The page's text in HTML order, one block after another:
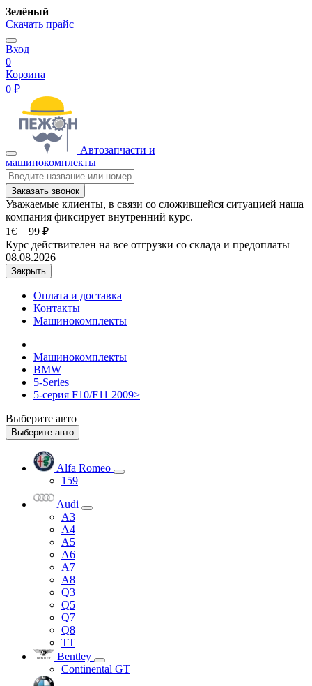
Зелёный
Скачать прайс
Вход
0
Корзина
0 ₽
Автозапчасти и
машинокомплекты
Заказать звонок
Уважаемые клиенты, в связи со сложившейся ситуацией наша
компания фиксирует внутренний курс.
1€ = 99 ₽
Курс действителен на все отгрузки со склада и предоплаты
08.08.2026
Закрыть
Оплата и доставка
Контакты
Машинокомплекты
Машинокомплекты
BMW
5-Series
5-серия F10/F11 2009>
Выберите авто
Выберите авто
Alfa Romeo
159
Audi
A3
A4
A5
A6
A7
A8
Q3
Q5
Q7
Q8
TT
Bentley
Continental GT